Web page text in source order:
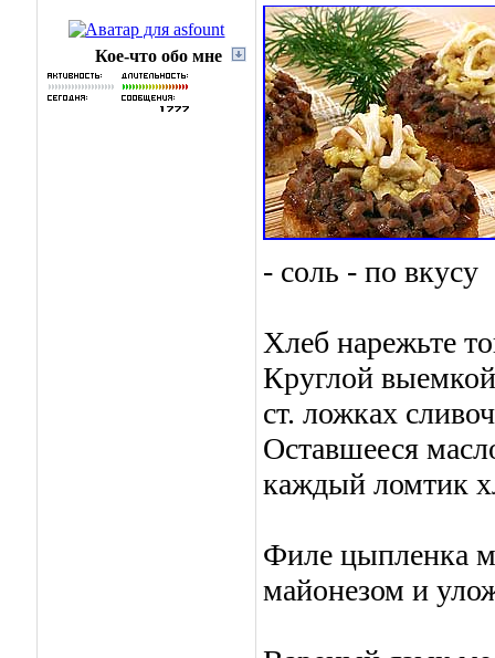
Кое-что обо мне
- соль - по вкусу
Хлеб нарежьте
Круглой
ст. ложках
Оставшееся
каждый ломтик
Филе цыпленка
майонезом и